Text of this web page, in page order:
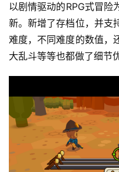
以剧情驱动的RPG式冒险
新。新增了存档位，并支
难度，不同难度的数值，
大乱斗等等也都做了细节